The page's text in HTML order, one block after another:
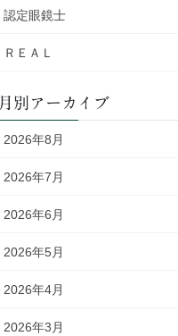
認定眼鏡士
ＲＥＡＬ
月別アーカイブ
2026年8月
2026年7月
2026年6月
2026年5月
2026年4月
2026年3月